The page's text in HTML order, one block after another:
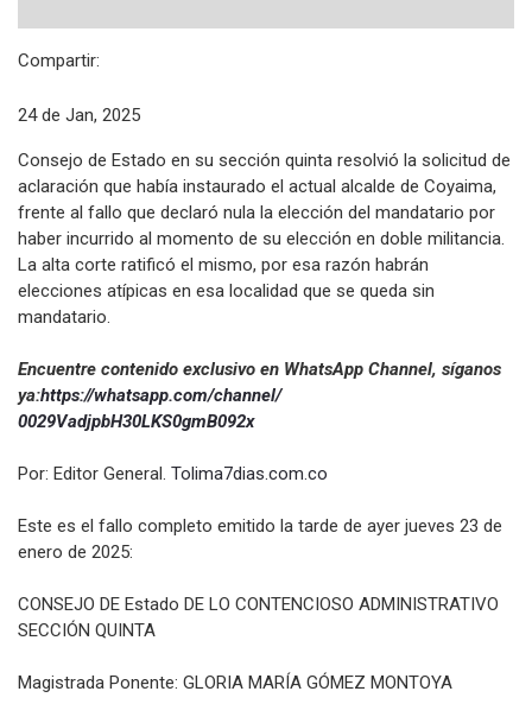
Compartir:
24 de Jan, 2025
Consejo de Estado en su sección quinta resolvió la solicitud de
aclaración que había instaurado el actual alcalde de Coyaima,
frente al fallo que declaró nula la elección del mandatario por
haber incurrido al momento de su elección en doble militancia.
La alta corte ratificó el mismo, por esa razón habrán
elecciones atípicas en esa localidad que se queda sin
mandatario.
Encuentre contenido exclusivo en WhatsApp Channel, síganos
ya:https://whatsapp.com/channel/
0029VadjpbH30LKS0gmB092x
Por: Editor General. Tolima7dias.com.co
Este es el fallo completo emitido la tarde de ayer jueves 23 de
enero de 2025:
CONSEJO DE Estado DE LO CONTENCIOSO ADMINISTRATIVO
SECCIÓN QUINTA
Magistrada Ponente: GLORIA MARÍA GÓMEZ MONTOYA